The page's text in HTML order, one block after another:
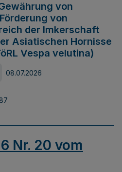
von
von
der Imkerschaft
Asiatischen Hornisse
Vespa velutina)
08.07.2026
Nr. 20 vom